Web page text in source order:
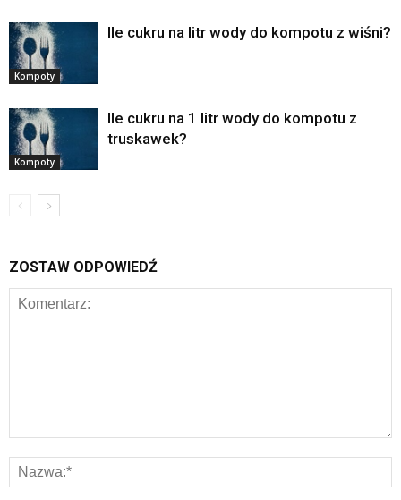
Kompoty
Ile cukru na litr wody do kompotu z wiśni?
Kompoty
Ile cukru na 1 litr wody do kompotu z
truskawek?
ZOSTAW ODPOWIEDŹ